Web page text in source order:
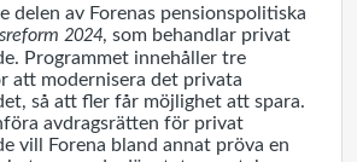
delen av Forenas pensionspolitiska
2024, som behandlar privat
Programmet innehåller tre
att modernisera det privata
så att fler får möjlighet att spara.
avdragsrätten för privat
vill Forena bland annat pröva en